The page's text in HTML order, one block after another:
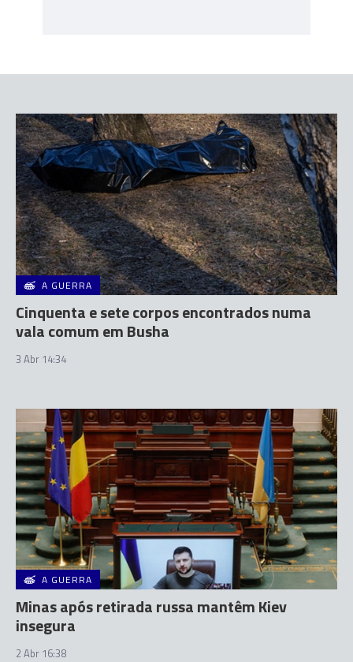
A GUERRA
Cinquenta e sete corpos encontrados numa
vala comum em Busha
3 Abr 14:34
A GUERRA
Minas após retirada russa mantêm Kiev
insegura
2 Abr 16:38